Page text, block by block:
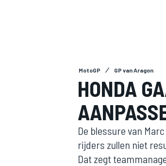
MOTOGP
MotoGP GP van Aragon
HONDA
De blessure van
rijders zullen niet
Dat zegt